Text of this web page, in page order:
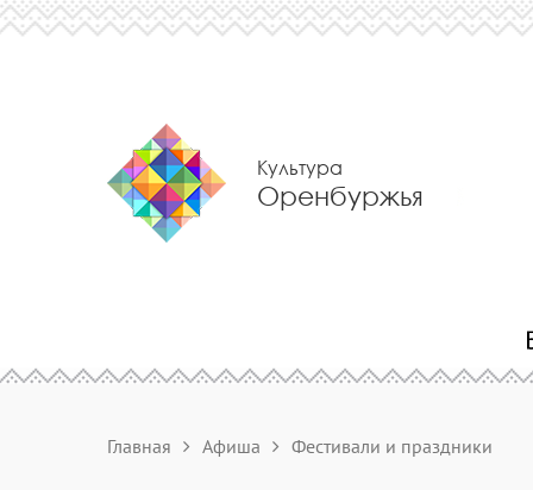
Культура
Оренбуржья
Главная Афиша Фестивали и праздники